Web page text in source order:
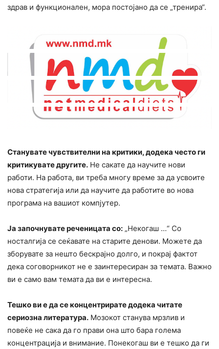
здрав и функционален, мора постојано да се „тренира“.
Станувате чувствителни на критики, додека често ги
критикувате другите. Не сакате да научите нови
работи. На работа, ви треба многу време за да усвоите
нова стратегија или да научите да работите во нова
програма на вашиот компјутер.
Ја започнувате реченицата со: „Некогаш …“ Со
носталгија се сеќавате на старите денови. Можете да
зборувате за нешто бескрајно долго, и покрај фактот
дека соговорникот не е заинтересиран за темата. Важно
ви е само вам темата да ви е интересна.
Тешко ви е да се концентрирате додека читате
сериозна литература. Мозокот станува мрзлив и
повеќе не сака да го прави она што бара голема
концентрација и внимание. Понекогаш ви е тешко да ги